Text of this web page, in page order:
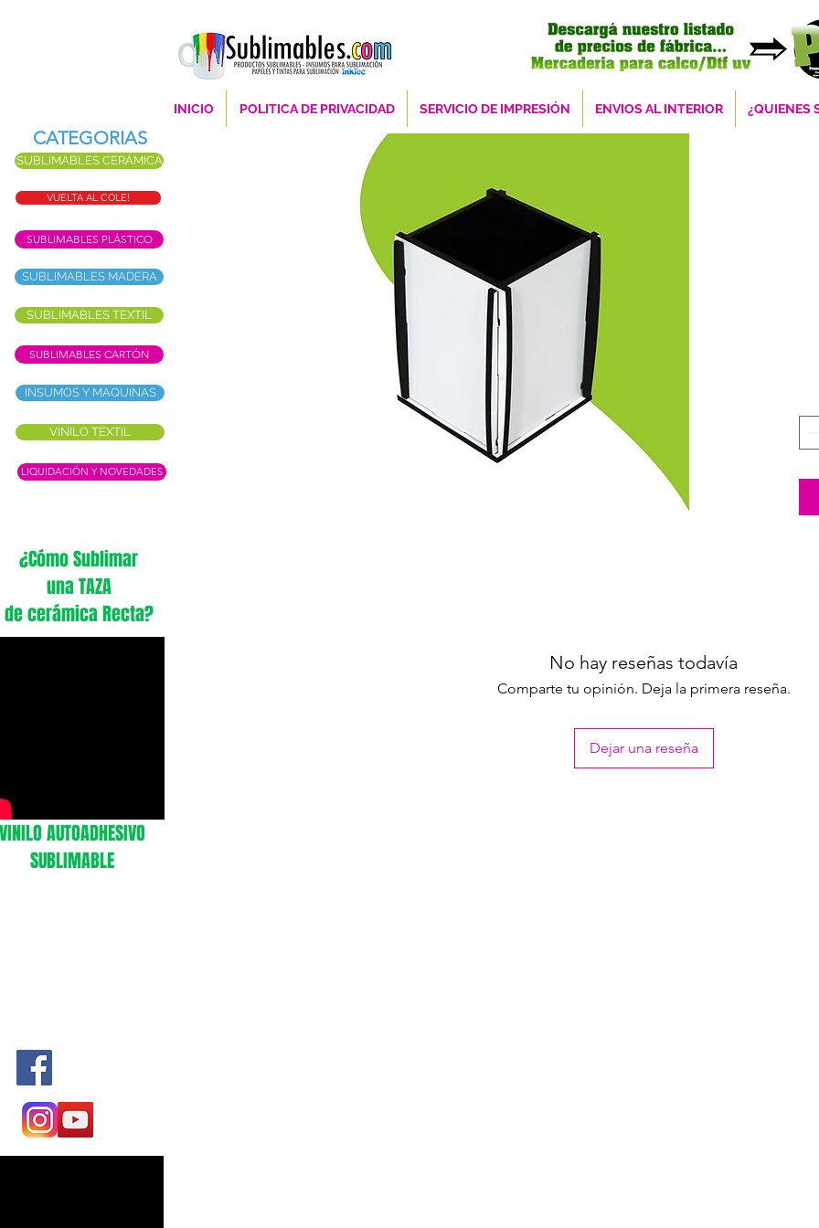
INICIO POLITICA DE PRIVACIDAD SERVICIO DE IMPRESIÓN ENVIOS AL INTERIOR ¿QUIENES
No hay reseñas todavía
Comparte tu opinión. Deja la primera reseña.
Dejar una reseña
SUBLIMABLES MADERA
SUBLIMABLES PLÁSTICO
SUBLIMABLES TEXTIL
INSUMOS Y MAQUINAS
LIQUIDACIÓN Y NOVEDADES
SUBLIMABLES CARTÓN
SUBLIMABLES CERÁMICA
¿Cómo Sublimar
una TAZA
de cerámica Recta?
CATEGORIAS
VINILO AUTOADHESIVO
SUBLIMABLE
VINILO TEXTIL
VUELTA AL COLE!